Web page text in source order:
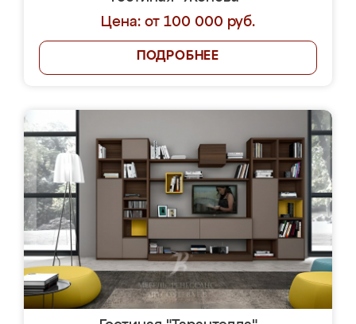
Цена: от 100 000 руб.
ПОДРОБНЕЕ